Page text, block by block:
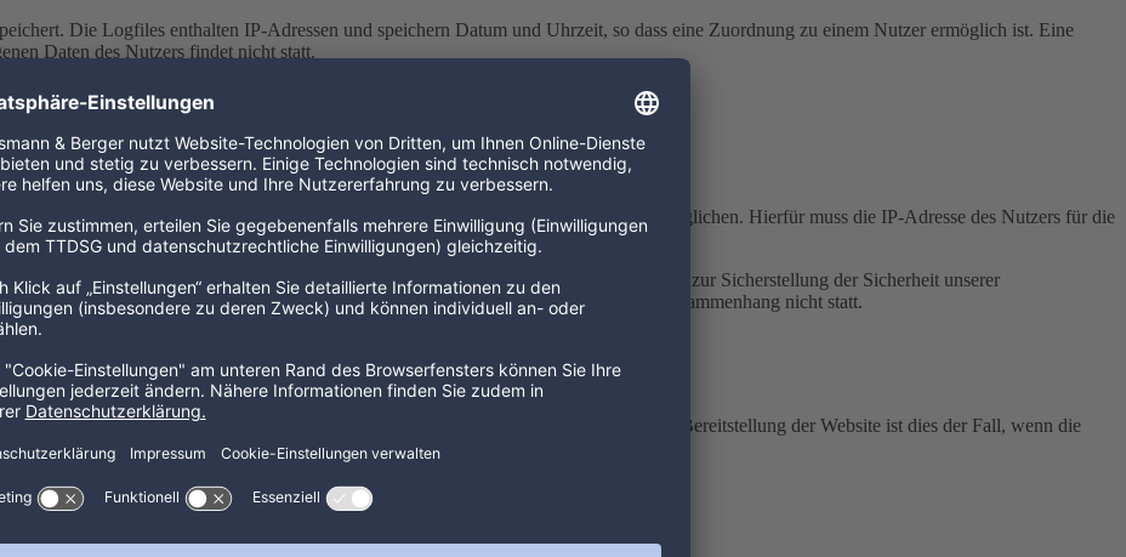
Die Logfiles enthalten IP-Adressen und speichern Datum und Uhrzeit, so dass eine Zuordnung zu einem Nutzer ermöglich ist. Eine
Daten des Nutzers findet nicht statt.
der Logfiles ist Art. 6 Abs. 1 lit. f DSGVO.
ist notwendig, um eine Auslieferung der Website an den Rechner des Nutzers zu ermöglichen. Hierfür muss die IP-Adresse des Nutzers für die
sicherzustellen. Zudem dienen uns die Daten zur Optimierung der Website und zur Sicherstellung der Sicherheit unserer
Eine Auswertung der Daten zu Marketingzwecken findet in diesem Zusammenhang nicht statt.
nach Art. 6 Abs. 1 lit. f DSGVO.
ihrer Erhebung nicht mehr erforderlich sind. Im Falle der Erfassung der Daten zur Bereitstellung der Website ist dies der Fall, wenn die
sieben Tagen der Fall.